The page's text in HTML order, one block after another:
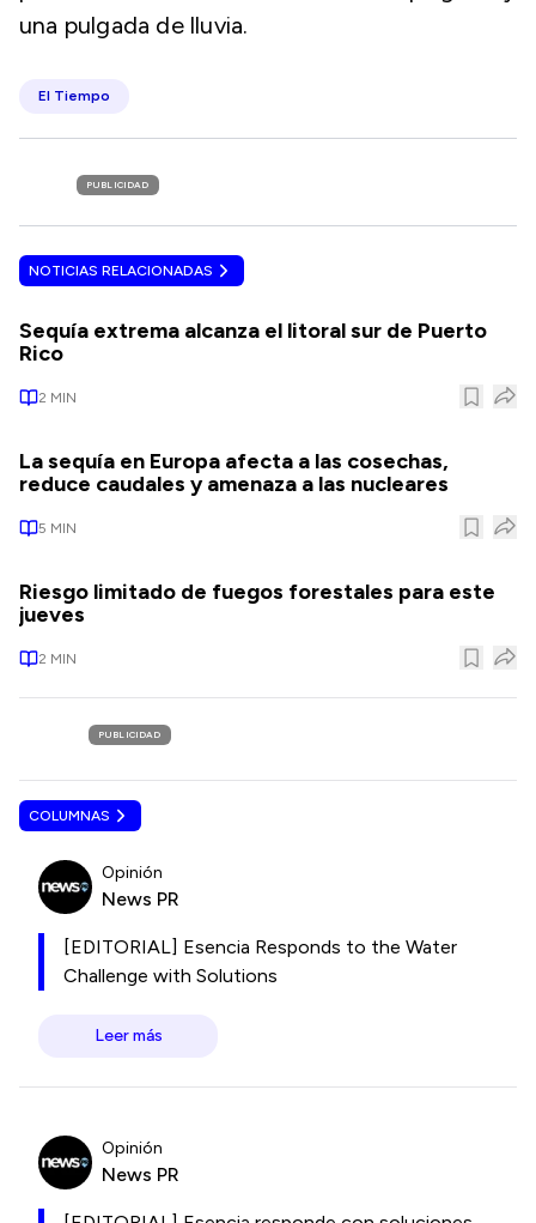
una pulgada de lluvia.
El Tiempo
PUBLICIDAD
NOTICIAS RELACIONADAS
Sequía extrema alcanza el litoral sur de Puerto
Rico
2 MIN
La sequía en Europa afecta a las cosechas,
reduce caudales y amenaza a las nucleares
5 MIN
Riesgo limitado de fuegos forestales para este
jueves
2 MIN
PUBLICIDAD
COLUMNAS
Opinión
News PR
[EDITORIAL] Esencia Responds to the Water
Challenge with Solutions
Leer más
Opinión
News PR